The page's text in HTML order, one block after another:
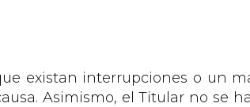
existan interrupciones o un
Asimismo, el Titular no se